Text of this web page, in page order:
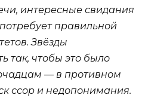
интересные свидания
правильной
Звёзды
так, чтобы это было
— в противном
ссор и недопонимания.